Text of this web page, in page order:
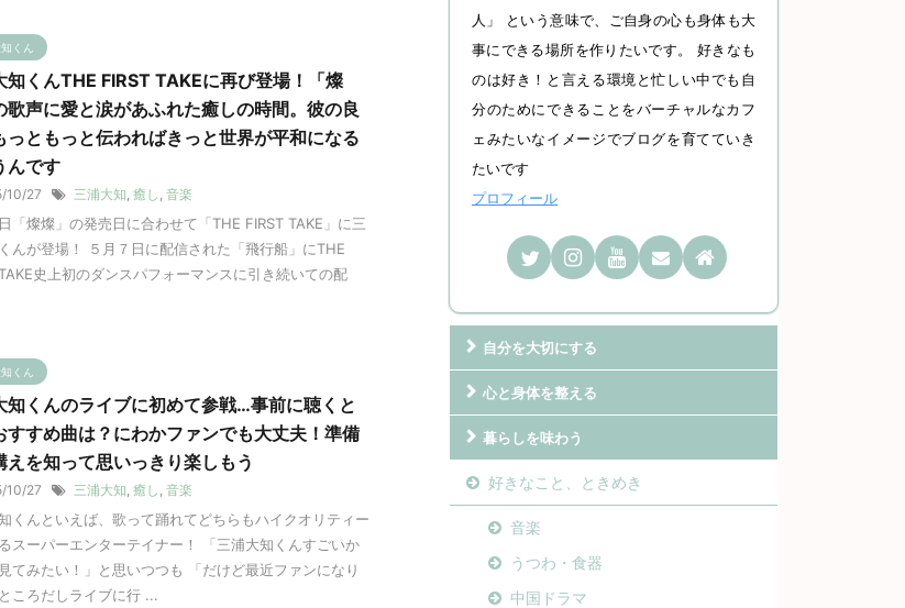
くん
知くんTHE FIRST TAKEに再び登場！「燦
歌声に愛と涙があふれた癒しの時間。彼の良
っともっと伝わればきっと世界が平和になる
んです
10/27 三浦大知, 癒し , 音楽
「燦燦」の発売日に合わせて「THE FIRST TAKE」に三
んが登場！ ５月７日に配信された「飛行船」にTHE
史上初のダンスパフォーマンスに引き続いての配
くん
知くんのライブに初めて参戦…事前に聴くと
すすめ曲は？にわかファンでも大丈夫！準備
えを知って思いっきり楽しもう
10/27 三浦大知, 癒し , 音楽
くんといえば、歌って踊れてどちらもハイクオリティー
スーパーエンターテイナー！ 「三浦大知くんすごいか
てみたい！」と思いつつも 「だけど最近ファンになり
ころだしライブに行 ...
人」 という意味で、ご自身の心も身体も大
事にできる場所を作りたいです。 好きなも
のは好き！と言える環境と忙しい中でも自
分のためにできることをバーチャルなカフ
ェみたいなイメージでブログを育てていき
たいです
プロフィール
自分を大切にする
心と身体を整える
暮らしを味わう
好きなこと、ときめき
音楽
うつわ・食器
中国ドラマ